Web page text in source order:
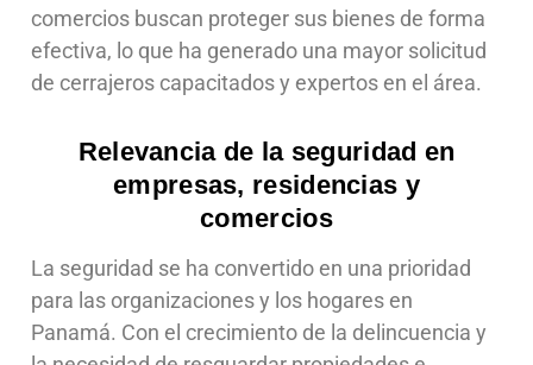
comercios buscan proteger sus bienes de forma
efectiva, lo que ha generado una mayor solicitud
de cerrajeros capacitados y expertos en el área.
Relevancia de la seguridad en
empresas, residencias y
comercios
La seguridad se ha convertido en una prioridad
para las organizaciones y los hogares en
Panamá. Con el crecimiento de la delincuencia y